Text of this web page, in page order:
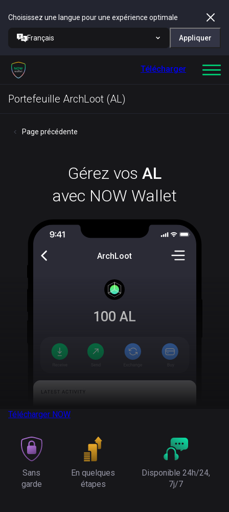
Choisissez une langue pour une expérience optimale
Français Appliquer
Télécharger
Portefeuille ArchLoot (AL)
Page précédente
Gérez vos AL
avec NOW Wallet
ArchLoot
100 AL
Télécharger NOW
Sans
garde
En quelques
étapes
Disponible 24h/24,
7j/7